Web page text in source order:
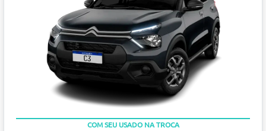
COM SEU USADO NA TROCA